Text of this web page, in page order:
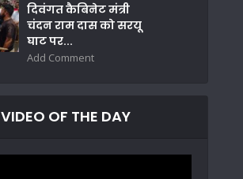
दिवंगत कैबिनेट मंत्री
चंदन राम दास को सरयू
घाट पर...
Add Comment
VIDEO OF THE DAY